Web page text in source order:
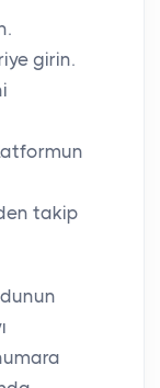
girin.
takip